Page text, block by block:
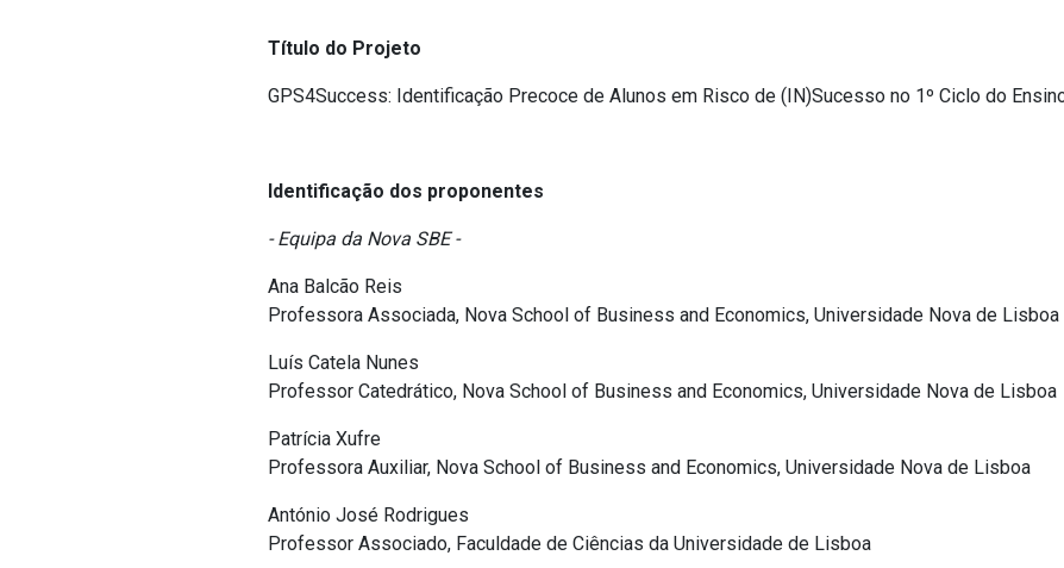
Título do Projeto
GPS4Success: Identificação Precoce de Alunos em Risco de (IN)Sucesso no 1º Ciclo do
Identificação dos proponentes
- Equipa da Nova SBE -
Ana Balcão Reis
Professora Associada, Nova School of Business and Economics, Universidade Nova de Lisboa
Luís Catela Nunes
Professor Catedrático, Nova School of Business and Economics, Universidade Nova de Lisboa
Patrícia Xufre
Professora Auxiliar, Nova School of Business and Economics, Universidade Nova de Lisboa
António José Rodrigues
Professor Associado, Faculdade de Ciências da Universidade de Lisboa